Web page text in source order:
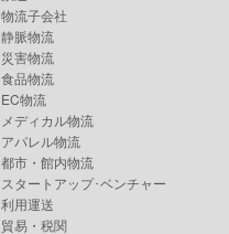
物流子会社
静脈物流
災害物流
食品物流
EC物流
メディカル物流
アパレル物流
都市・館内物流
スタートアップ･ベンチャー
利用運送
貿易・税関